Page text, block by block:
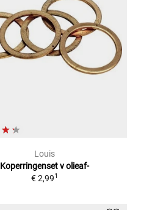
Louis
Koperringenset v olieaf-
€ 2,991